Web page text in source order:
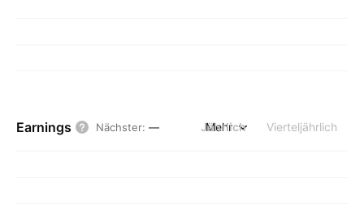
Earnings Nächster: — Jährlich Vierteljährlich
Mehr